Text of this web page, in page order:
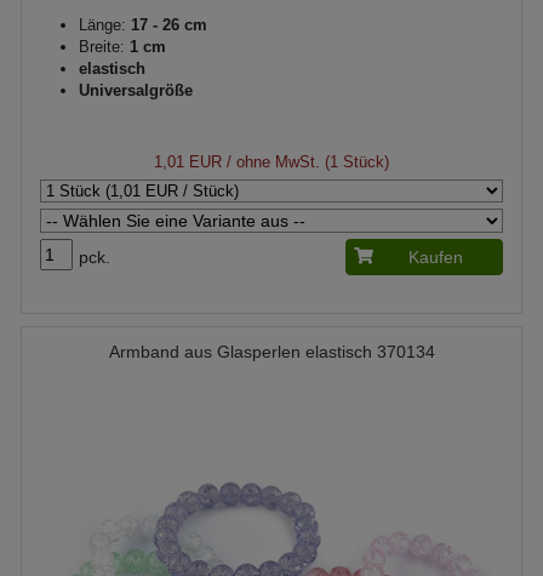
Länge: 17 - 26 cm
Breite: 1 cm
elastisch
Universalgröße
1,01 EUR / ohne MwSt. (1 Stück)
pck. Kaufen
Armband aus Glasperlen elastisch 370134